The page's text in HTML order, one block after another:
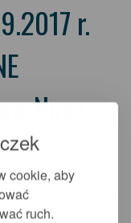
cookie, aby
ruch.
r.
Nove